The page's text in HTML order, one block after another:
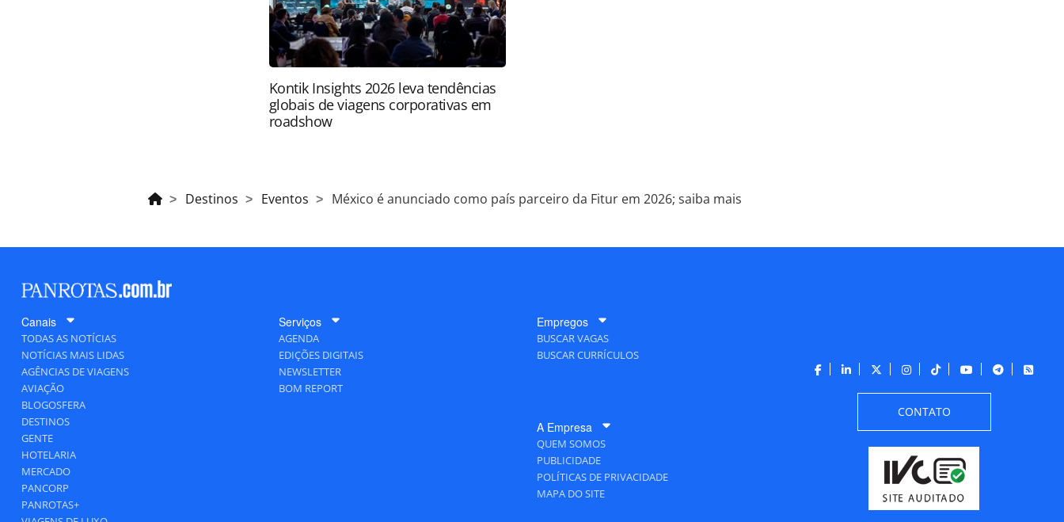
Kontik Insights 2026 leva tendências
globais de viagens corporativas em
roadshow
Destinos Eventos México é anunciado como país parceiro da Fitur em 2026; saiba mais
Canais
TODAS AS NOTÍCIAS
NOTÍCIAS MAIS LIDAS
AGÊNCIAS DE VIAGENS
AVIAÇÃO
BLOGOSFERA
DESTINOS
GENTE
HOTELARIA
MERCADO
PANCORP
PANROTAS+
Serviços
AGENDA
EDIÇÕES DIGITAIS
NEWSLETTER
BOM REPORT
Empregos
BUSCAR VAGAS
BUSCAR CURRÍCULOS
A Empresa
QUEM SOMOS
PUBLICIDADE
POLÍTICAS DE PRIVACIDADE
MAPA DO SITE
CONTATO